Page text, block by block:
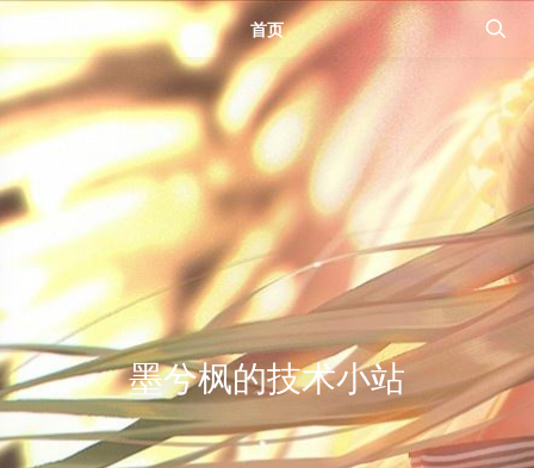
首页
墨兮枫的技术小站